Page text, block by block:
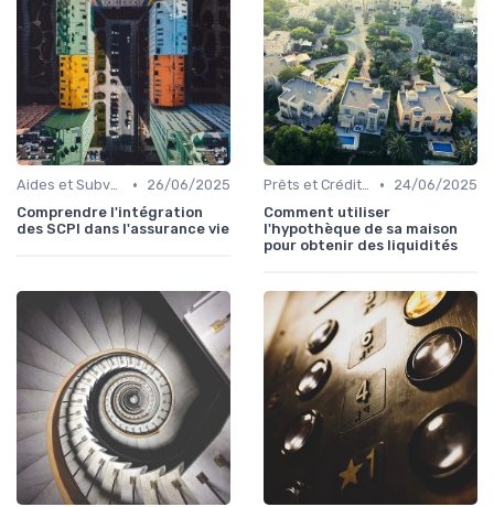
Aides et Subventions Immobilières •
26/06/2025
Comprendre l'intégration
des SCPI dans l'assurance vie
Prêts et Crédits Immobiliers •
24/06/2025
Comment utiliser
l'hypothèque de sa maison
pour obtenir des liquidités